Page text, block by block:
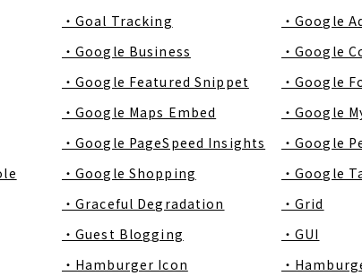
・Goal Tracking
・Google
・Google Business
・Google
・Google Featured Snippet
・Google
・Google Maps Embed
・Google
・Google PageSpeed Insights
・Google
・Google Shopping ・Google
・Graceful Degradation
・Grid
・Guest Blogging
・GUI
・Hamburger Icon
・